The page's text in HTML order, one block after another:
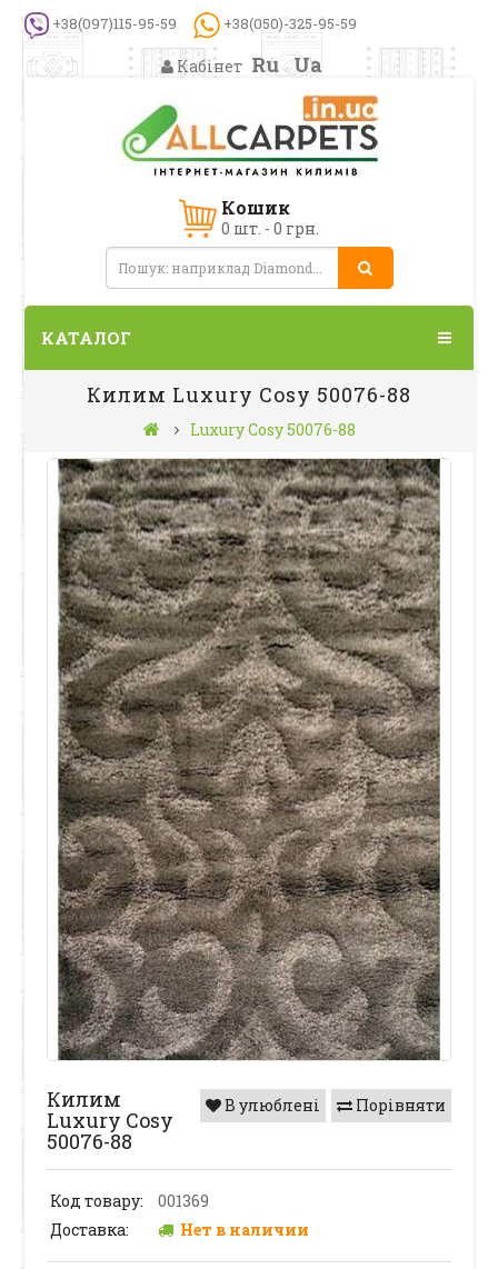
+38(097)115-95-59 +38(050)-325-95-59
Кабінет Ru Ua
Кошик
0 шт. - 0 грн.
КАТАЛОГ
Килим Luxury Cosy 50076-88
Luxury Cosy 50076-88
Порівняти
В улюблені
Килим
Luxury Cosy
50076-88
Код товару:
001369
Доставка:
Нет в наличии